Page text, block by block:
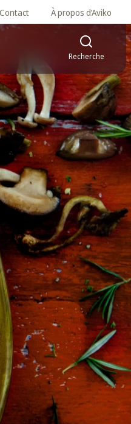
Contact À propos d’Aviko
Recherche